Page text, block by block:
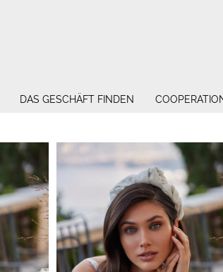
DAS GESCHÄFT FINDEN